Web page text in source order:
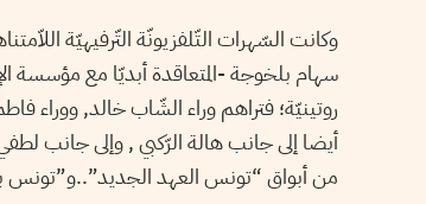
وكانت السّهرات التّلفزيونّة التّرفيهيّة
سهام بلخوجة -المتعاقدة أبديّا مع مؤسسة
روتينيّة؛ فتراهم وراء الشّاب خالد, ووراء
أيضا إلى جانب هالة الرّكبي , وإلى جانب
من أبواق “تونس العهد